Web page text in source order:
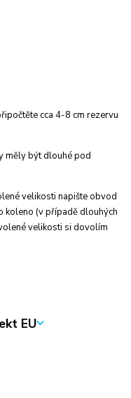
cca 4-8 cm rezervu
měly být dlouhé pod
velikosti napište obvod
koleno (v případě dlouhých
velikosti si dovolím
EU